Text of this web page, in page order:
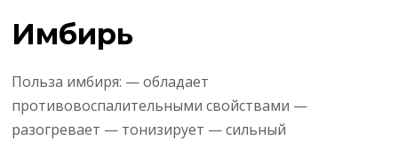
Имбирь
Польза имбиря: — обладает
противовоспалительными свойствами —
разогревает — тонизирует — сильный